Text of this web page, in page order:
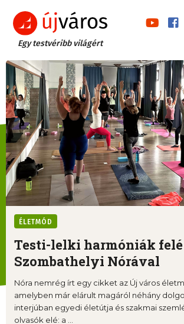
Egy testvéribb világért
ÉLETMÓD
Testi-lelki harmóniák
Szombathelyi Nórával
Nóra nemrég írt egy cikket az Új város
amelyben már elárult magáról néhány
interjúban egyedi életútja és szakmai
olvasók elé: a ...